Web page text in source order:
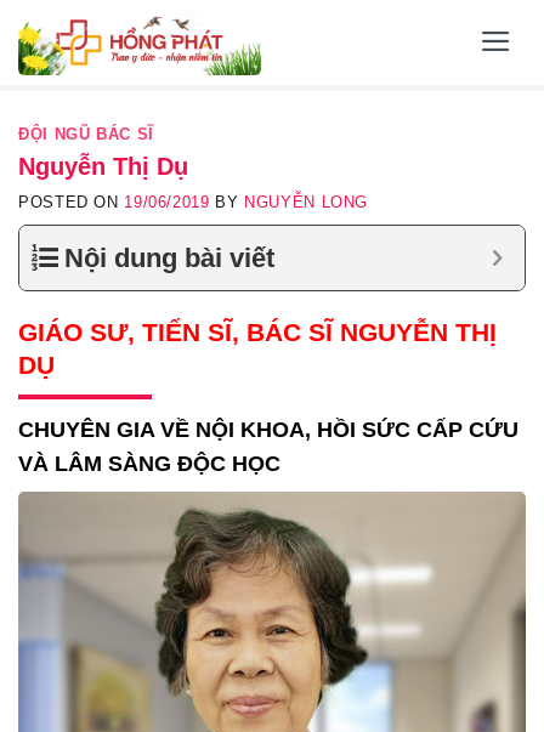
Skip
ĐỘI NGŨ BÁC SĨ
Nguyễn Thị Dụ
POSTED ON 19/06/2019 BY NGUYỄN LONG
Nội dung bài viết
GIÁO SƯ, TIẾN SĨ, BÁC SĨ NGUYỄN THỊ
DỤ
CHUYÊN GIA VỀ NỘI KHOA, HỒI SỨC CẤP CỨU
VÀ LÂM SÀNG ĐỘC HỌC